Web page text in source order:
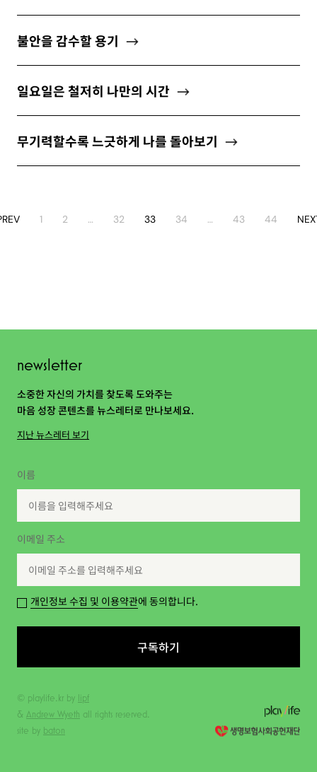
불안을 감수할 용기
일요일은 철저히 나만의 시간
무기력할수록 느긋하게 나를 돌아보기
1 2 … 32 33 34 … 43 44
newsletter
소중한 자신의 가치를 찾도록 도와주는
마음 성장 콘텐츠를 뉴스레터로 만나보세요.
지난 뉴스레터 보기
이름
이메일 주소
개인정보 수집 및 이용약관에 동의합니다.
구독하기
© playlife.kr by lipf
& Andrew Wyeth all rights reserved.
site by baton